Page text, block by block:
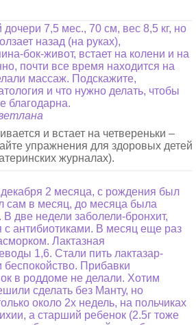
7,5 мес., 70 см, вес 8,5 кг, но
назад (на руках),
бок-живот, встает на колени и на
почти все время находится на
массаж. Подскажите,
и что нужно делать, чтобы
благодарна.
и встает на четвереньки –
упражнения для здоровых детей
журналах).
2 месяца, с рождения был
сам в месяц, до месяца была
В две недели заболели-бронхит,
с антибиотиками. В месяц еще раз
Лактазная
1,6. Стали пить лактазар-
Прибавки
в роддоме не делали. Хотим
сделать без Манту, но
около 2х недель, на польчиках
а старший ребенок (2.5г тоже